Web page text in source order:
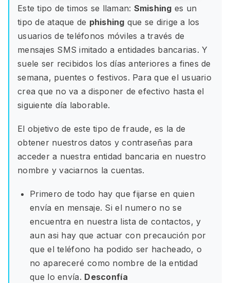
Este tipo de timos se llaman: Smishing es un
tipo de ataque de phishing que se dirige a los
usuarios de teléfonos móviles a través de
mensajes SMS imitado a entidades bancarias. Y
suele ser recibidos los días anteriores a fines de
semana, puentes o festivos. Para que el usuario
crea que no va a disponer de efectivo hasta el
siguiente día laborable.
El objetivo de este tipo de fraude, es la de
obtener nuestros datos y contraseñas para
acceder a nuestra entidad bancaria en nuestro
nombre y vaciarnos la cuentas.
Primero de todo hay que fijarse en quien
envía en mensaje. Si el numero no se
encuentra en nuestra lista de contactos, y
aun asi hay que actuar con precaución por
que el teléfono ha podido ser hacheado, o
no apareceré como nombre de la entidad
que lo envía. Desconfía